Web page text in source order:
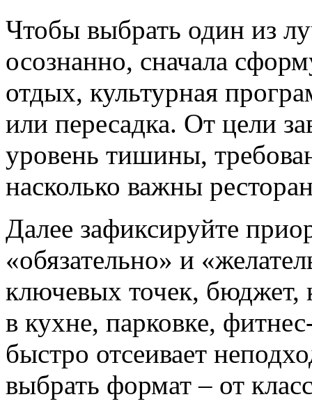
Чтобы выбрать один из
осознанно, сначала
отдых, культурная
или пересадка. От цели
уровень тишины,
насколько важны
Далее зафиксируйте
«обязательно» и
ключевых точек, бюджет,
в кухне, парковке,
быстро отсеивает
выбрать формат – от